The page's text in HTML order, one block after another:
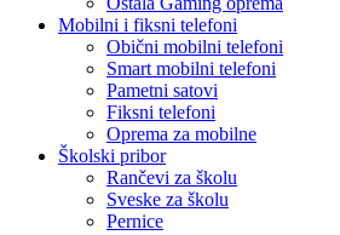
Mobilni i fiksni telefoni
Obični mobilni telefoni
Smart mobilni telefoni
Pametni satovi
Fiksni telefoni
Oprema za mobilne
Školski pribor
Rančevi za školu
Sveske za školu
Pernice